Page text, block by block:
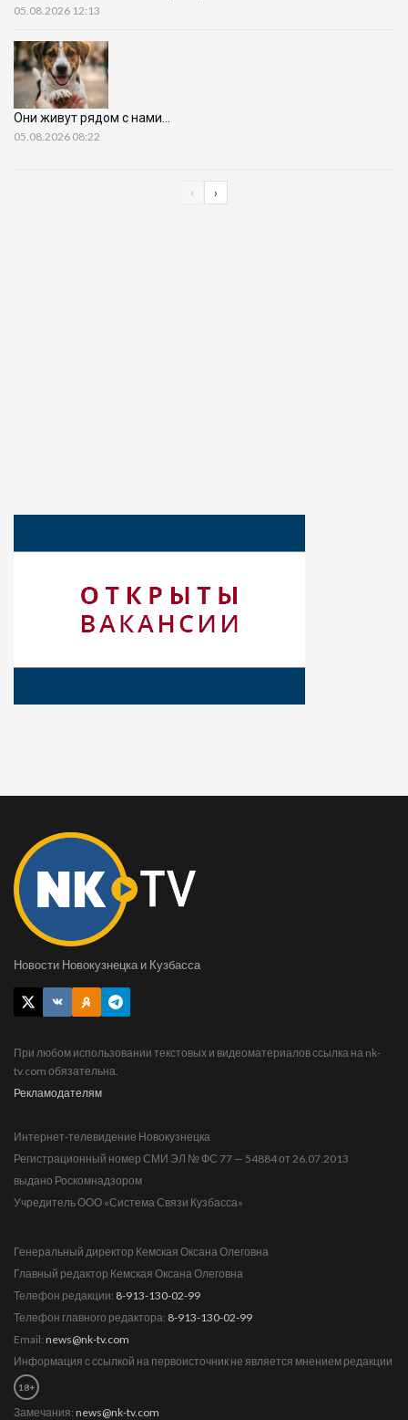
05.08.2026 12:13
Они живут рядом с нами…
05.08.2026 08:22
‹ ›
Новости Новокузнецка и Кузбасса
При любом использовании текстовых и видеоматериалов ссылка на nk-
tv.com обязательна.
Рекламодателям
Интернет-телевидение Новокузнецка
Регистрационный номер СМИ ЭЛ № ФС 77 — 54884 от 26.07.2013
выдано Роскомнадзором
Учредитель ООО «Система Связи Кузбасса»
Генеральный директор Кемская Оксана Олеговна
Главный редактор Кемская Оксана Олеговна
Телефон редакции: 8-913-130-02-99
Телефон главного редактора: 8-913-130-02-99
Email: news@nk-tv.com
Информация с ссылкой на первоисточник не является мнением редакции
18+
Замечания: news@nk-tv.com